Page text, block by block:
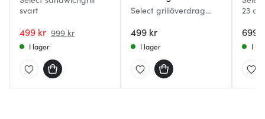
svart
499 kr 999 kr
I lager
Select grillöverdrag
499 kr
I lager
23
699
I